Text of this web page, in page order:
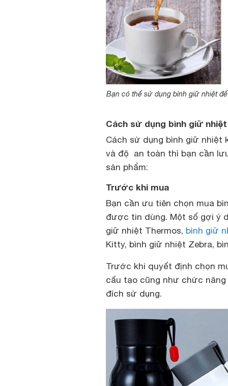
Bạn có thể sử dụng bình giữ nhiệt
Cách sử dụng bình giữ
Cách sử dụng bình giữ nhiệt
và độ an toàn thì bạn cần
sản phẩm:
Trước khi mua
Bạn cần ưu tiên chọn mua
được tin dùng. Một số gợi ý
giữ nhiệt Thermos, bình giữ
Kitty, bình giữ nhiệt Zebra,
Trước khi quyết định chọn
cấu tạo cũng như chức
đích sử dụng.